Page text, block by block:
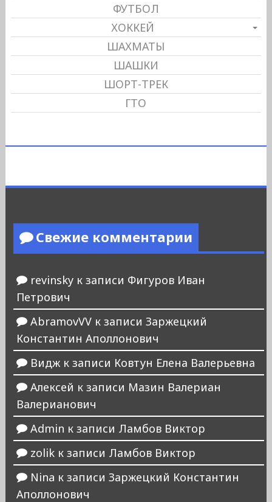
ФУТБОЛ
ХОККЕЙ
ШАХМАТЫ
ШАШКИ
ШОРТ-ТРЕК
ГТО
Свежие комментарии
revinskyк записи Фигуров Иван
Петрович
AbramovVVк записи Заржецкий
Константин Аполлонович
Виджк записи Ковтун Елена Валерьевна
Алексей к записи Мазин Валериан
Валерианович
Admin к записи Ламбов Виктор
zolikк записи Ламбов Виктор
Nina к записи Заржецкий Константин
Аполлонович